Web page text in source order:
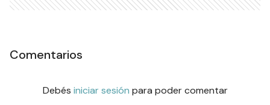
Comentarios
Debés iniciar sesión para poder comentar